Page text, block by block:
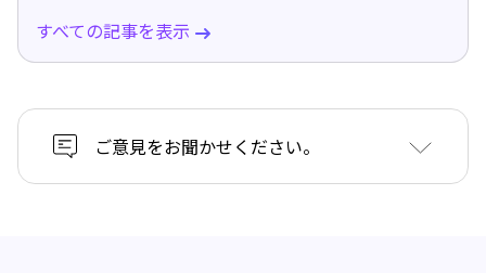
すべての記事を表示
ご意見をお聞かせください。